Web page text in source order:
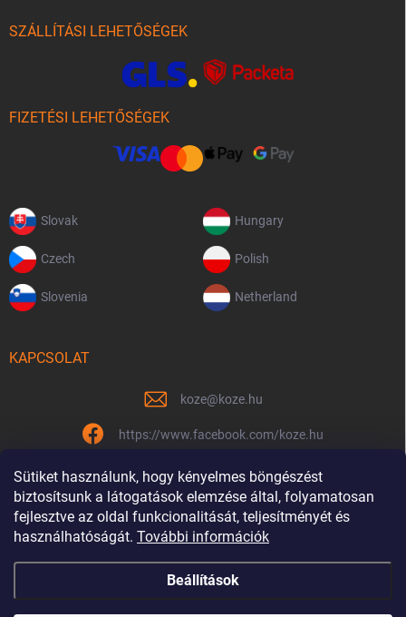
Sütiket használunk, hogy kényelmes böngészést
biztosítsunk a látogatások elemzése által, folyamatosan
fejlesztve az oldal funkcionalitását, teljesítményét és
használhatóságát. További információk
Beállítások
SZÁLLÍTÁSI LEHETŐSÉGEK
FIZETÉSI LEHETŐSÉGEK
Slovak Hungary
Czech Polish
Slovenia Netherland
KAPCSOLAT
koze@koze.hu
https://www.facebook.com/koze.hu
koze.hu
Már 9 éve vagyunk együtt